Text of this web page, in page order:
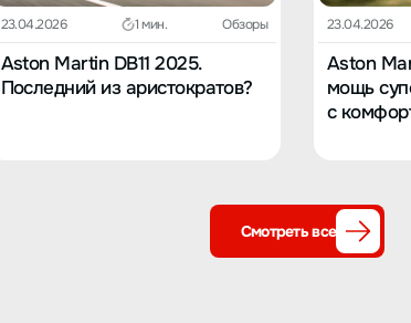
23.04.2026 1 мин. Обзоры
Aston Martin DB11 2025.
Последний из аристократов?
23.04.2026
Aston
мощь
с
Смотреть все